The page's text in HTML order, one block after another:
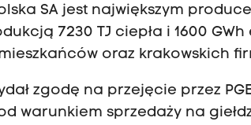
SA jest największym
7230 TJ ciepła i 1600
oraz krakowskich
zgodę na przejęcie przez
warunkiem sprzedaży na